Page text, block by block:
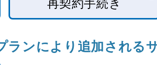
再契約手続き
ランにより追加される